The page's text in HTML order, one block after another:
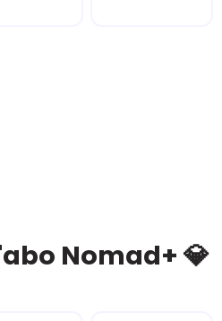
Nomad+ 💎